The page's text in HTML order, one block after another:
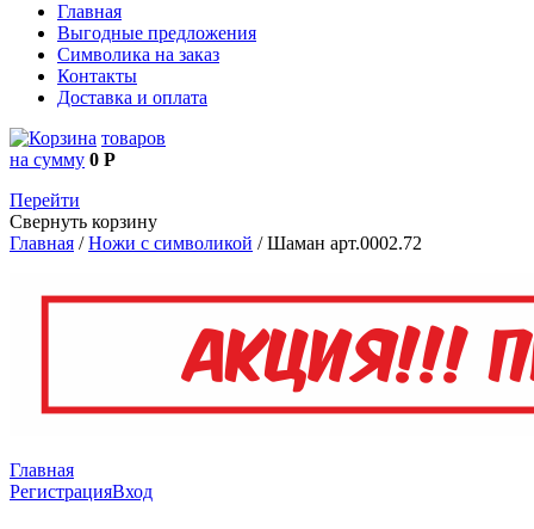
Главная
Выгодные предложения
Символика на заказ
Контакты
Доставка и оплата
товаров
на сумму 0 Р
Перейти
Свернуть корзину
Главная /Ножи с символикой /Шаман арт.0002.72
Главная
РегистрацияВход